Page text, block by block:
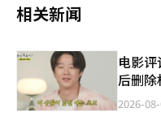
相关新闻
电影
后删
2026-